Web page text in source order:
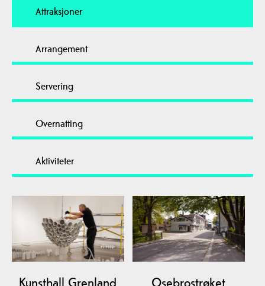
Attraksjoner
Arrangement
Servering
Overnatting
Aktiviteter
Kunsthall Grenland Osebrostrøket